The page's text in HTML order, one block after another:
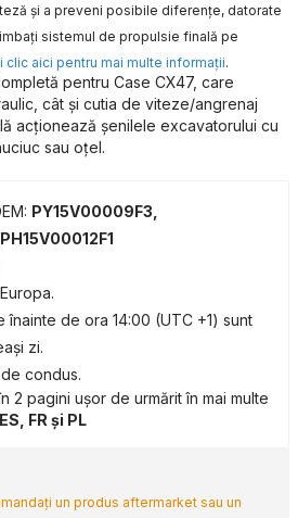
şi a preveni posibile diferenţe, datorate
sistemul de propulsie finală pe
clic aici pentru mai multe informaţii.
pentru Case CX47, care
cât și cutia de viteze/angrenaj
acționează șenilele excavatorului cu
sau oțel.
PY15V00009F3,
înainte de ora 14:00 (UTC +1) sunt
zi.
condus.
2 pagini ușor de urmărit în mai multe
FR și PL
un produs aftermarket sau un